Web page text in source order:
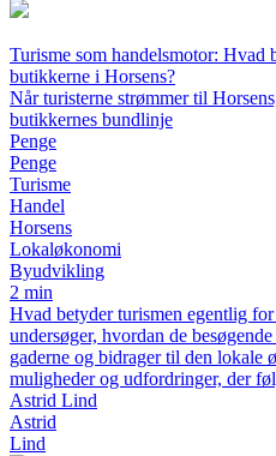
Turisme som handelsmotor: Hvad
butikkerne i Horsens?
Når turisterne strømmer til
butikkernes bundlinje
Penge
Penge
Turisme
Handel
Horsens
Lokaløkonomi
Byudvikling
2 min
Hvad betyder turismen egentlig
undersøger, hvordan de
gaderne og bidrager til den lokale
muligheder og udfordringer, der
Astrid Lind
Astrid
Lind